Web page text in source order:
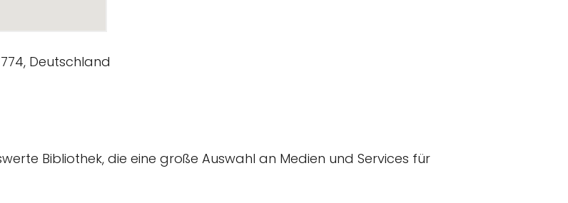
Bibliothek, die eine große Auswahl an Medien und Services für